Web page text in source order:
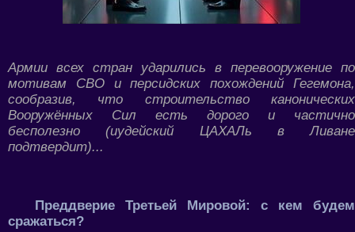
Армии всех стран ударились в перевооружение по
мотивам СВО и персидских похождений Гегемона,
сообразив, что строительство канонических
Вооружённых Сил есть дорого и частично
бесполезно (иудейский ЦАХАЛь в Ливане
подтвердит)...
Преддверие Третьей Мировой: с кем будем
сражаться?